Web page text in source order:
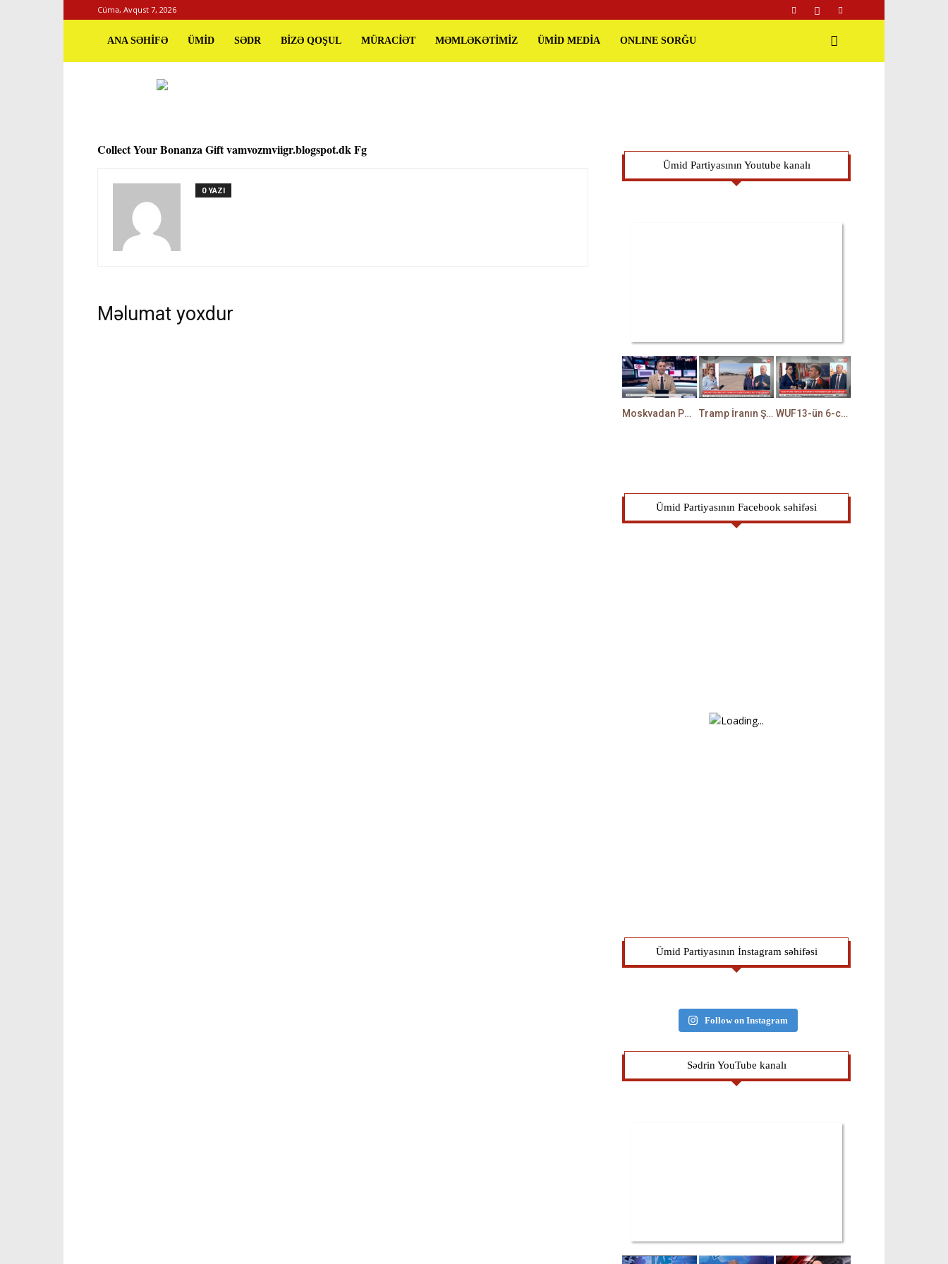
Cümə, Avqust 7, 2026
ANA SƏHİFƏ ÜMİD SƏDR BİZƏ QOŞUL MÜRACİƏT MƏMLƏKƏTİMİZ ÜMİD MEDİA ONLINE SORĞU
Collect Your Bonanza Gift vamvozmviigr.blogspot.dk Fg
0 YAZI
Məlumat yoxdur
Ümid Partiyasının Youtube kanalı
Moskvadan Paşinyana XƏBƏRDARLIQ: Rusiya İrəvanda HƏRƏKƏTƏ KEÇDİ - TAMİLLA QULAMİ danışır Tramp İranın ŞƏRTİNİ QƏBUL ETDİ? - Hörmüzlə bağlı RAZILIQ RƏSMƏN AÇIQLANIR -BAKİR HƏDƏNBƏYLİ danışır WUF13-ün 6-cı gününə start verildi: Hansı mövzular müzakirə olunacaq? -TALEH ƏLİYEV danışır
Ümid Partiyasının Facebook səhifəsi
Ümid Partiyasının İnstagram səhifəsi
Follow on Instagram
Sədrin YouTube kanalı